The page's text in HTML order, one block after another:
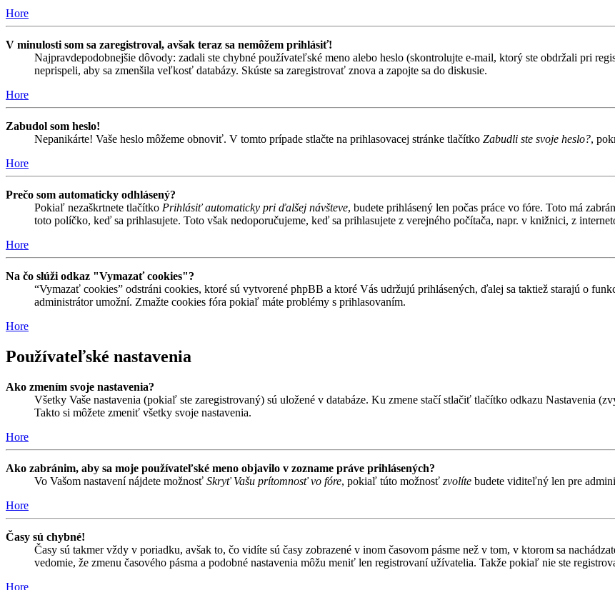
Hore
V minulosti som sa zaregistroval, avšak teraz sa nemôžem prihlásiť!
Najpravdepodobnejšie dôvody: zadali ste chybné používateľské meno alebo heslo (skontrolujte e-mail, ktorý ste obdržali pri
neprispeli, aby sa zmenšila veľkosť databázy. Skúste sa zaregistrovať znova a zapojte sa do diskusie.
Hore
Zabudol som heslo!
Nepanikárte! Vaše heslo môžeme obnoviť. V tomto prípade stlačte na prihlasovacej stránke tlačítko Zabudli ste svoje heslo?,
Hore
Prečo som automaticky odhlásený?
Pokiaľ nezaškrtnete tlačítko Prihlásiť automaticky pri ďalšej návšteve, budete prihlásený len počas práce vo fóre. Toto má
toto políčko, keď sa prihlasujete. Toto však nedoporučujeme, keď sa prihlasujete z verejného počítača, napr. v knižnici, z
Hore
Na čo slúži odkaz "Vymazať cookies"?
“Vymazať cookies” odstráni cookies, ktoré sú vytvorené phpBB a ktoré Vás udržujú prihlásených, ďalej sa taktiež starajú o
administrátor umožní. Zmažte cookies fóra pokiaľ máte problémy s prihlasovaním.
Hore
Používateľské nastavenia
Ako zmením svoje nastavenia?
Všetky Vaše nastavenia (pokiaľ ste zaregistrovaný) sú uložené v databáze. Ku zmene stačí stlačiť tlačítko odkazu Nastavenia
Takto si môžete zmeniť všetky svoje nastavenia.
Hore
Ako zabránim, aby sa moje používateľské meno objavilo v zozname práve prihlásených?
Vo Vašom nastavení nájdete možnosť Skryť Vašu prítomnosť vo fóre, pokiaľ túto možnosť zvolíte budete viditeľný len pre
Hore
Časy sú chybné!
Časy sú takmer vždy v poriadku, avšak to, čo vidíte sú časy zobrazené v inom časovom pásme než v tom, v ktorom sa
vedomie, že zmenu časového pásma a podobné nastavenia môžu meniť len registrovaní užívatelia. Takže pokiaľ nie ste
Hore